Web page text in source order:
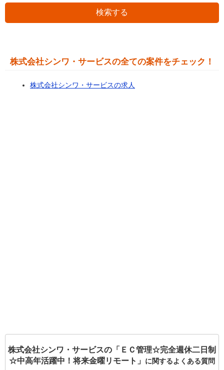
検索する
株式会社シンワ・サービスの全ての案件をチェック！
株式会社シンワ・サービスの求人
株式会社シンワ・サービスの「ＥＣ管理☆完全週休二日制
☆中高年活躍中！将来金曜リモート」 に関するよくある質問